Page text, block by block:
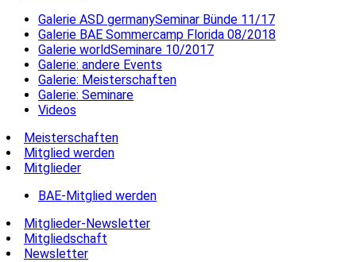
Galerie ASD germanySeminar Bünde 11/17
Galerie BAE Sommercamp Florida 08/2018
Galerie worldSeminare 10/2017
Galerie: andere Events
Galerie: Meisterschaften
Galerie: Seminare
Videos
Meisterschaften
Mitglied werden
Mitglieder
BAE-Mitglied werden
Mitglieder-Newsletter
Mitgliedschaft
Newsletter